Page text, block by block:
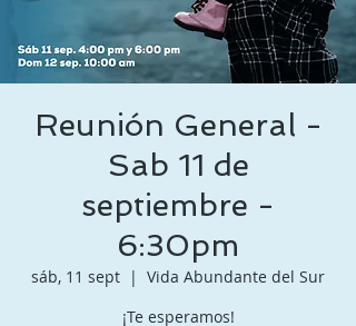
Reunión General -
Sab 11 de
septiembre -
6:30pm
sáb, 11 sept
  |
Vida Abundante del Sur
¡Te esperamos!